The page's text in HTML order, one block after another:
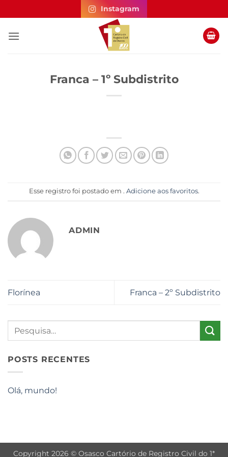
to
content
Instagram
Franca – 1º Subdistrito
Esse registro foi postado em . Adicione aos favoritos.
ADMIN
Florínea Franca – 2º Subdistrito
POSTS RECENTES
Olá, mundo!
Copyright 2026 © Osasco Cartório de Registro Civil do 1*